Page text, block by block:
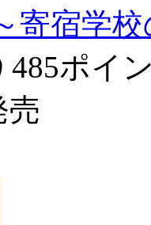
寄宿学
485ポイ
売